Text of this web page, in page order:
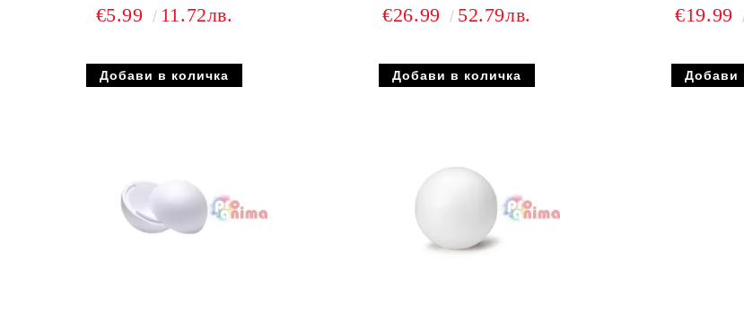
€5.99 11.72лв. €26.99 52.79лв. €19.99